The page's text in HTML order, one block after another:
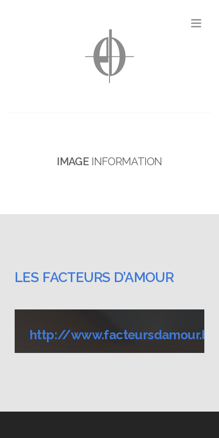
IMAGE INFORMATION
LES FACTEURS D’AMOUR
http://www.facteursdamour.be